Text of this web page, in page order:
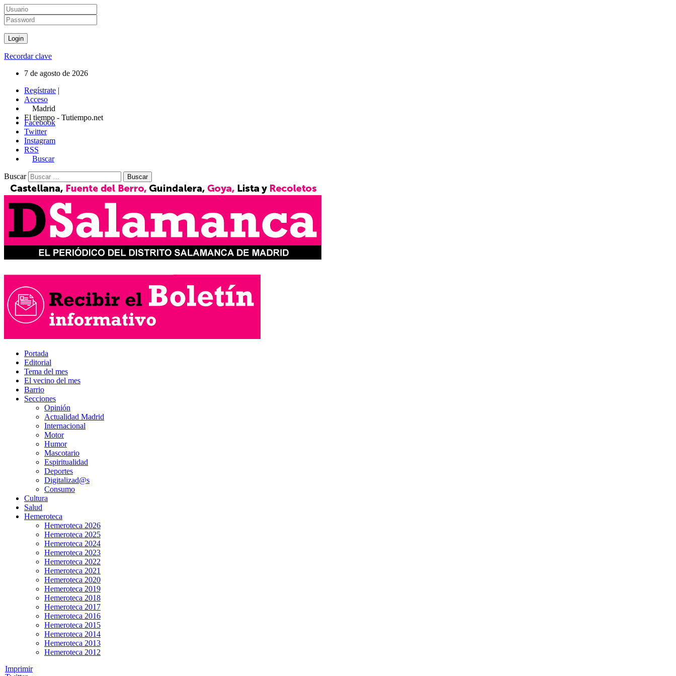
Recordar clave
7 de agosto de 2026
Regístrate |
Acceso
Madrid
El tiempo - Tutiempo.net
Facebook
Twitter
Instagram
RSS
Buscar
Buscar
Portada
Editorial
Tema del mes
El vecino del mes
Barrio
Secciones
Opinión
Actualidad Madrid
Internacional
Motor
Humor
Mascotario
Espiritualidad
Deportes
Digitalizad@s
Consumo
Cultura
Salud
Hemeroteca
Hemeroteca 2026
Hemeroteca 2025
Hemeroteca 2024
Hemeroteca 2023
Hemeroteca 2022
Hemeroteca 2021
Hemeroteca 2020
Hemeroteca 2019
Hemeroteca 2018
Hemeroteca 2017
Hemeroteca 2016
Hemeroteca 2015
Hemeroteca 2014
Hemeroteca 2013
Hemeroteca 2012
Imprimir